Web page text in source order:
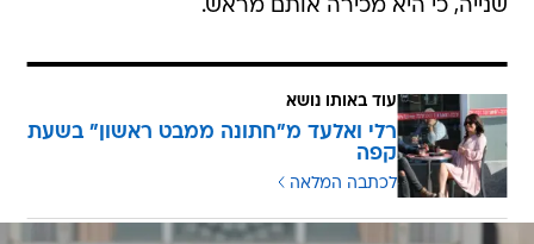
שנייה, כי היא מכירה אותם מראש.
עוד באותו נושא
רלי ואלעד מ"חתונה ממבט ראשון" בשעת
קפה
לכתבה המלאה